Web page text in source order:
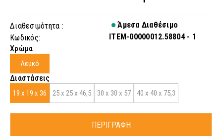
Διαθεσιμότητα :
Άμεσα Διαθέσιμο
Κωδικός:
ITEM-00000012.58804 - 1
Χρώμα
Λευκό
Διαστάσεις
19 x 19 x 36 25 x 25 x 46,5 30 x 30 x 57 40 x 40 x 75,3
ΠΕΡΙΓΡΑΦΗ